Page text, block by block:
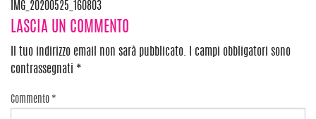
Navigazione
articoli
IMG_20200525_160803
LASCIA UN COMMENTO
Il tuo indirizzo email non sarà pubblicato.
I campi obbligatori sono
contrassegnati *
Commento *